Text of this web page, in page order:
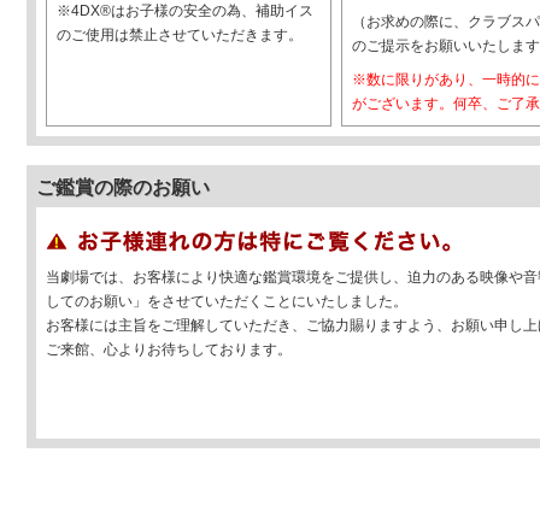
※4DX®はお子様の安全の為、補助イス
のご使用は禁止させていただきます。
（お求めの際に、クラブス
のご提示をお願いいたしま
※数に限りがあり、一時的
がございます。何卒、ご了
ご鑑賞の際のお願い
当劇場では、お客様により快適な鑑賞環境をご提供し、迫力のある映像や
してのお願い」をさせていただくことにいたしました。
お客様には主旨をご理解していただき、ご協力賜りますよう、お願い申し
ご来館、心よりお待ちしております。